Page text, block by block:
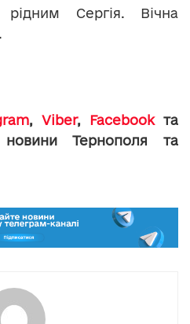
Сергія. Вічна
, Viber, Facebookта
Тернополя та